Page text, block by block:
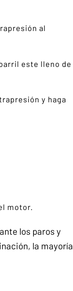
al
este lleno de
y haga
motor.
los paros y
la mayoría